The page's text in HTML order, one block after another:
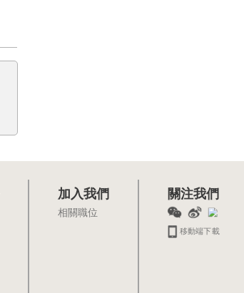
加入我們
相關職位
關注我們
移動端下載